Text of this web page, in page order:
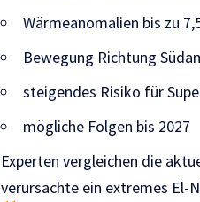
Wärmeanomalien bis zu
Bewegung Richtung
steigendes Risiko für
mögliche Folgen bis 2027
Experten vergleichen die
verursachte ein extremes El-